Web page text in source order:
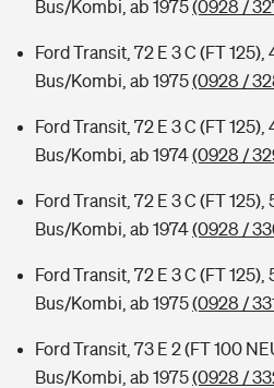
Bus/Kombi, ab 1975(0928 /
Ford Transit, 72 E 3 C (FT 125),
Bus/Kombi, ab 1975(0928 /
Ford Transit, 72 E 3 C (FT 125),
Bus/Kombi, ab 1974(0928 /
Ford Transit, 72 E 3 C (FT 125),
Bus/Kombi, ab 1974(0928 /
Ford Transit, 72 E 3 C (FT 125),
Bus/Kombi, ab 1975(0928 /
Ford Transit, 73 E 2 (FT 100
Bus/Kombi, ab 1975(0928 /